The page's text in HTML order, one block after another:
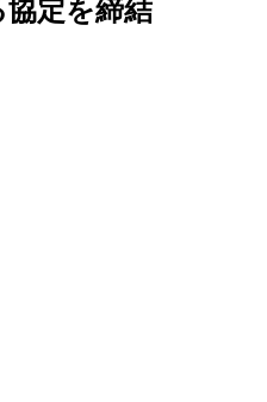
協定を締結